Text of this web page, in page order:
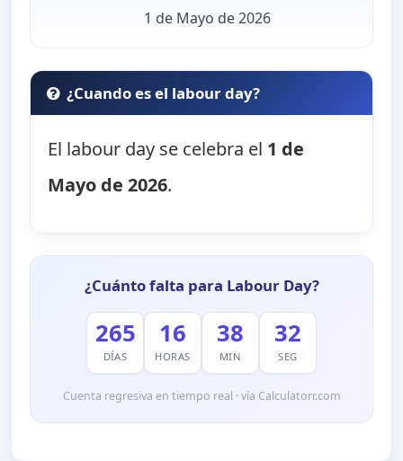
1 de Mayo de 2026
¿Cuando es el labour day?
El labour day se celebra el 1 de
Mayo de 2026.
¿Cuánto falta para Labour Day?
265
DÍAS
16
HORAS
38
MIN
32
SEG
Cuenta regresiva en tiempo real · vía Calculatorr.com